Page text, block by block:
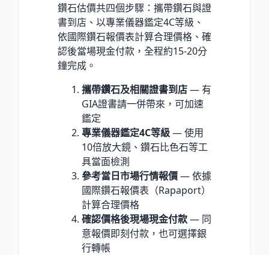
鑽石估價共四個步驟：攜帶鑽石與證
書到店、以專業儀器鑑定4C等級、
依國際鑽石報價表計算合理價格、確
認後當場現金付款，全程約15-20分
鐘完成。
攜帶鑽石及相關證書到店— 有
GIA證書請一併帶來，可加速
鑑定
專業儀器鑑定4C等級— 使用
10倍放大鏡、鑽石比色石等工
具當面檢測
參考當日市場行情報價— 依據
國際鑽石報價表（Rapaport）
計算合理價格
確認價格後現場現金付款— 同
意報價即刻付款，也可選擇銀
行轉帳